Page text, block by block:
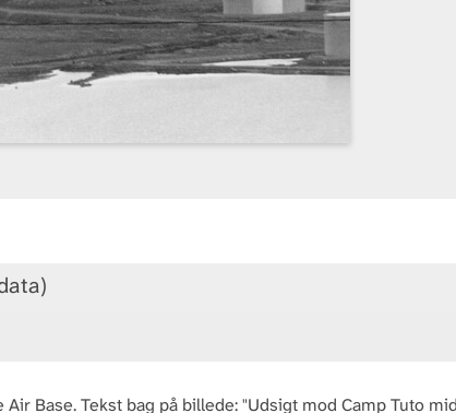
Base. Tekst bag på billede: "Udsigt mod Camp Tuto